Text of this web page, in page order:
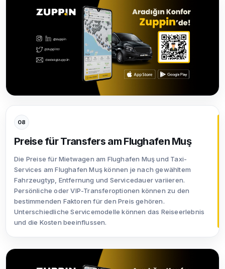
08
Preise für Transfers am Flughafen Muş
Die Preise für Mietwagen am Flughafen Muş und Taxi-
Services am Flughafen Muş können je nach gewähltem
Fahrzeugtyp, Entfernung und Servicedauer variieren.
Persönliche oder VIP-Transferoptionen können zu den
bestimmenden Faktoren für den Preis gehören.
Unterschiedliche Servicemodelle können das Reiseerlebnis
und die Kosten beeinflussen.